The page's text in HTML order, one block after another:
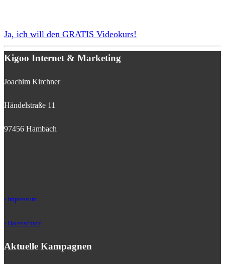
Ja, ich will den GRATIS Videokurs!
Kigoo Internet & Marketing
Joachim Kirchner
Händelstraße 11
97456 Hambach
› Impressum
› Datenschutz
Aktuelle Kampagnen